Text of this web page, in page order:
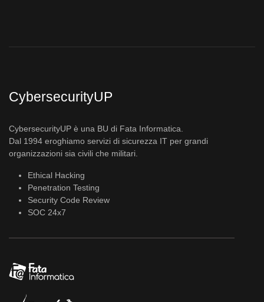
CybersecurityUP
CybersecurityUP è una BU di Fata Informatica.
Dal 1994 eroghiamo servizi di sicurezza IT per grandi
organizzazioni sia civili che militari.
Ethical Hacking
Penetration Testing
Security Code Review
SOC 24x7